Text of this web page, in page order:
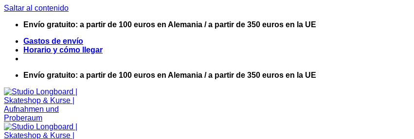
Saltar al contenido
Envío gratuito: a partir de 100 euros en Alemania / a partir de 350 euros en la UE
Gastos de envío
Horario y cómo llegar
Envío gratuito: a partir de 100 euros en Alemania / a partir de 350 euros en la UE